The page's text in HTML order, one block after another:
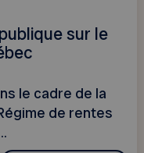
sur le
le cadre de la
de rentes